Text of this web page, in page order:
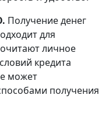
Получение денег
для
личное
кредита
может
получения